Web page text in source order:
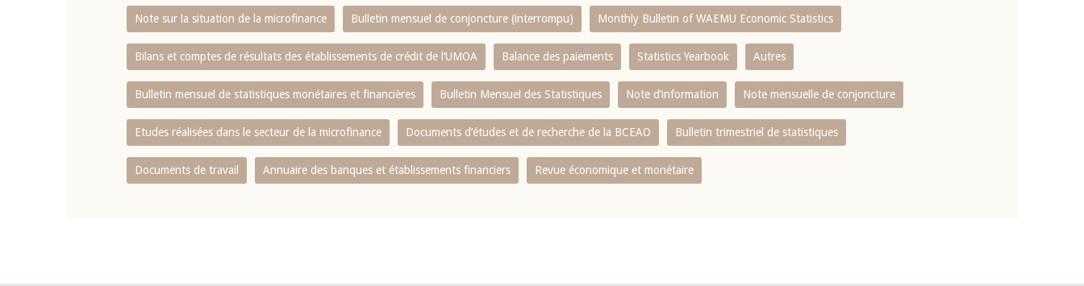
Note sur la situation de la microfinance Bulletin mensuel de conjoncture (interrompu) Monthly Bulletin of WAEMU Economic Statistics
Bilans et comptes de résultats des établissements de crédit de l‘UMOA Balance des paiements Statistics Yearbook Autres
Bulletin mensuel de statistiques monétaires et financières Bulletin Mensuel des Statistiques Note d’information Note mensuelle de conjoncture
Etudes réalisées dans le secteur de la microfinance Documents d’études et de recherche de la BCEAO Bulletin trimestriel de statistiques
Documents de travail Annuaire des banques et établissements financiers Revue économique et monétaire